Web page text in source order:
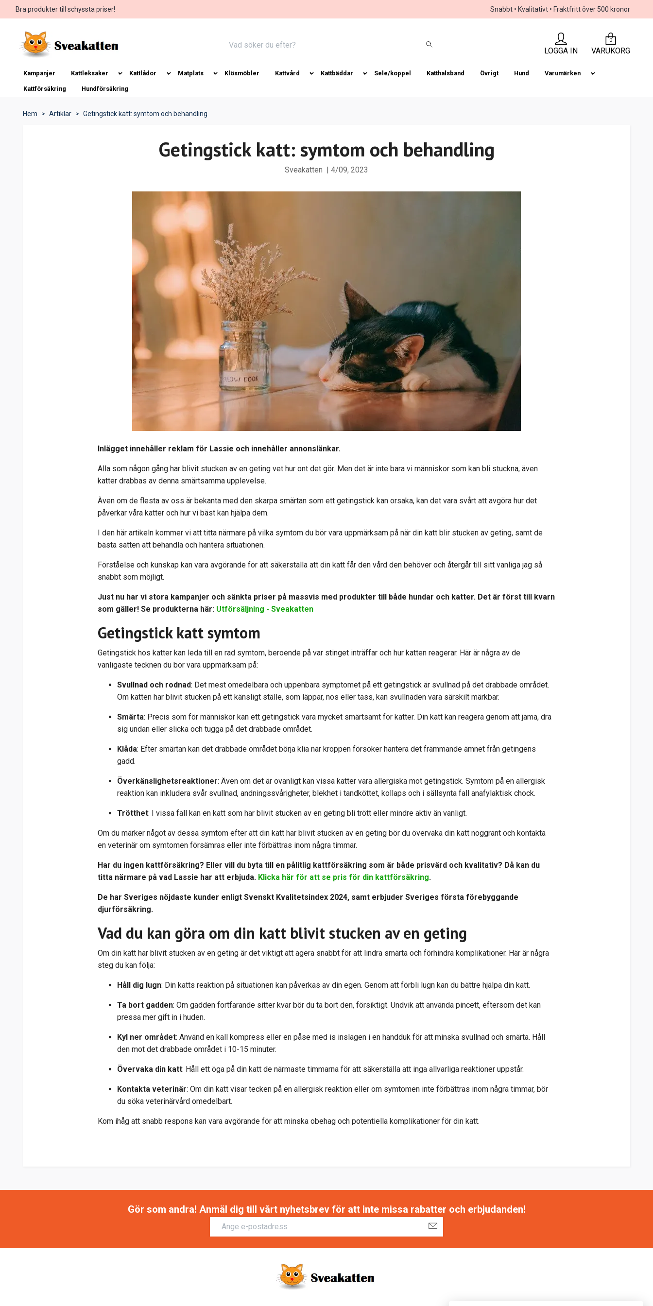
Bra produkter till schyssta priser! Snabbt • Kvalitativt • Fraktfritt över 500 kronor
LOGGA IN
0
VARUKORG
Kampanjer Kattleksaker Kattlådor Matplats Klösmöbler Kattvård Kattbäddar Sele/koppel Katthalsband Övrigt Hund Varumärken
Kattförsäkring Hundförsäkring
Hem Artiklar Getingstick katt: symtom och behandling
Getingstick katt: symtom och behandling
Sveakatten 4/09, 2023
Inlägget innehåller reklam för Lassie och innehåller annonslänkar.
Alla som någon gång har blivit stucken av en geting vet hur ont det gör. Men det är inte bara vi människor som kan bli stuckna, även
katter drabbas av denna smärtsamma upplevelse.
Även om de flesta av oss är bekanta med den skarpa smärtan som ett getingstick kan orsaka, kan det vara svårt att avgöra hur det
påverkar våra katter och hur vi bäst kan hjälpa dem.
I den här artikeln kommer vi att titta närmare på vilka symtom du bör vara uppmärksam på när din katt blir stucken av geting, samt de
bästa sätten att behandla och hantera situationen.
Förståelse och kunskap kan vara avgörande för att säkerställa att din katt får den vård den behöver och återgår till sitt vanliga jag så
snabbt som möjligt.
Just nu har vi stora kampanjer och sänkta priser på massvis med produkter till både hundar och katter. Det är först till kvarn
som gäller! Se produkterna här: Utförsäljning - Sveakatten
Getingstick katt symtom
Getingstick hos katter kan leda till en rad symtom, beroende på var stinget inträffar och hur katten reagerar. Här är några av de
vanligaste tecknen du bör vara uppmärksam på:
Svullnad och rodnad: Det mest omedelbara och uppenbara symptomet på ett getingstick är svullnad på det drabbade området.
Om katten har blivit stucken på ett känsligt ställe, som läppar, nos eller tass, kan svullnaden vara särskilt märkbar.
Smärta: Precis som för människor kan ett getingstick vara mycket smärtsamt för katter. Din katt kan reagera genom att jama, dra
sig undan eller slicka och tugga på det drabbade området.
Klåda: Efter smärtan kan det drabbade området börja klia när kroppen försöker hantera det främmande ämnet från getingens
gadd.
Överkänslighetsreaktioner: Även om det är ovanligt kan vissa katter vara allergiska mot getingstick. Symtom på en allergisk
reaktion kan inkludera svår svullnad, andningssvårigheter, blekhet i tandköttet, kollaps och i sällsynta fall anafylaktisk chock.
Trötthet: I vissa fall kan en katt som har blivit stucken av en geting bli trött eller mindre aktiv än vanligt.
Om du märker något av dessa symtom efter att din katt har blivit stucken av en geting bör du övervaka din katt noggrant och kontakta
en veterinär om symtomen försämras eller inte förbättras inom några timmar.
Har du ingen kattförsäkring? Eller vill du byta till en pålitlig kattförsäkring som är både prisvärd och kvalitativ? Då kan du
titta närmare på vad Lassie har att erbjuda. Klicka här för att se pris för din kattförsäkring.
De har Sveriges nöjdaste kunder enligt Svenskt Kvalitetsindex 2024, samt erbjuder Sveriges första förebyggande
djurförsäkring.
Vad du kan göra om din katt blivit stucken av en geting
Om din katt har blivit stucken av en geting är det viktigt att agera snabbt för att lindra smärta och förhindra komplikationer. Här är några
steg du kan följa:
Håll dig lugn: Din katts reaktion på situationen kan påverkas av din egen. Genom att förbli lugn kan du bättre hjälpa din katt.
Ta bort gadden: Om gadden fortfarande sitter kvar bör du ta bort den, försiktigt. Undvik att använda pincett, eftersom det kan
pressa mer gift in i huden.
Kyl ner området: Använd en kall kompress eller en påse med is inslagen i en handduk för att minska svullnad och smärta. Håll
den mot det drabbade området i 10-15 minuter.
Övervaka din katt: Håll ett öga på din katt de närmaste timmarna för att säkerställa att inga allvarliga reaktioner uppstår.
Kontakta veterinär: Om din katt visar tecken på en allergisk reaktion eller om symtomen inte förbättras inom några timmar, bör
du söka veterinärvård omedelbart.
Kom ihåg att snabb respons kan vara avgörande för att minska obehag och potentiella komplikationer för din katt.
Gör som andra! Anmäl dig till vårt nyhetsbrev för att inte missa rabatter och erbjudanden!